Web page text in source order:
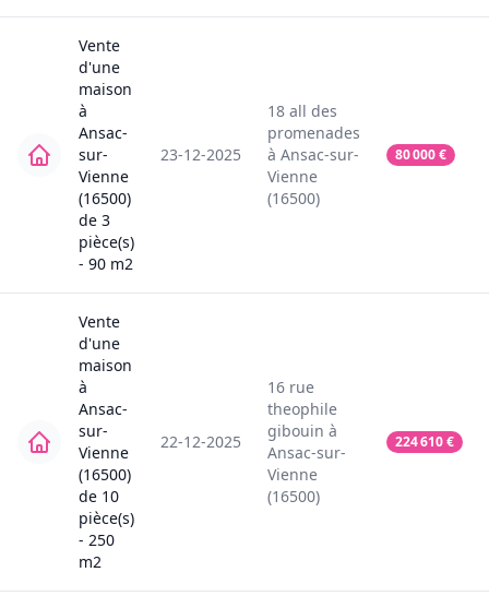
Vente
d'une
maison
à
Ansac-
sur-
Vienne
(16500)
de 3
pièce(s)
- 90 m2
23-12-2025
18 all des
promenades
à Ansac-sur-
Vienne
(16500)
80 000€
Vente
d'une
maison
à
Ansac-
sur-
Vienne
(16500)
de 10
pièce(s)
- 250
m2
22-12-2025
16 rue
theophile
gibouin à
Ansac-sur-
Vienne
(16500)
224 610€